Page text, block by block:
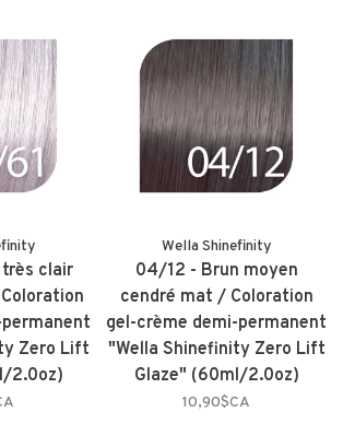
clair
Zero Lift
2.0oz)
Wella Shinefinity
04/12 - Brun moyen
cendré mat / Coloration
gel-crème demi-permanent
"Wella Shinefinity Zero Lift
Glaze" (60ml/2.0oz)
10,90$CA